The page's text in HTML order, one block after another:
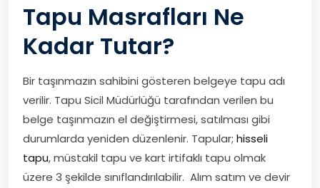
Tapu Masrafları Ne
Kadar Tutar?
Bir taşınmazın sahibini gösteren belgeye tapu adı
verilir. Tapu Sicil Müdürlüğü tarafından verilen bu
belge taşınmazın el değiştirmesi, satılması gibi
durumlarda yeniden düzenlenir. Tapular; hisseli
tapu, müstakil tapu ve kart irtifaklı tapu olmak
üzere 3 şekilde sınıflandırılabilir. Alım satım ve devir